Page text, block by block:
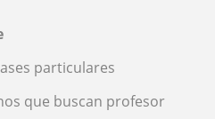
particulares
que buscan profesor